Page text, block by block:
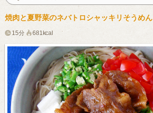
レシピ
焼肉と夏野菜のネバトロシャッキリそうめん
15分 681kcal